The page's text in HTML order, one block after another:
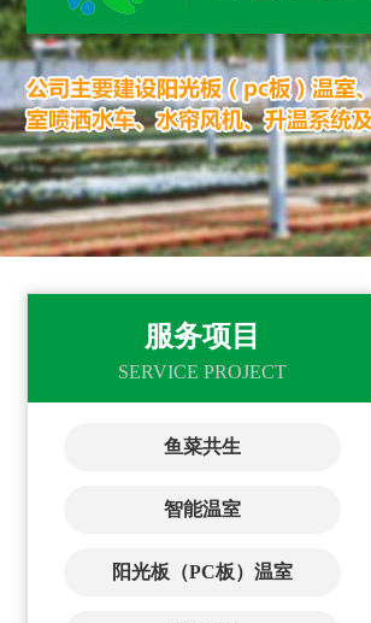
服务项目
SERVICE PROJECT
鱼菜共生
智能温室
阳光板（PC板）温室